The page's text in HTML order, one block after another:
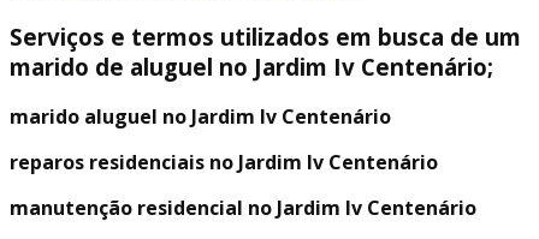
Serviços e termos utilizados em busca de um
marido de aluguel no Jardim Iv Centenário;
marido aluguel no Jardim Iv Centenário
reparos residenciais no Jardim Iv Centenário
manutenção residencial no Jardim Iv Centenário